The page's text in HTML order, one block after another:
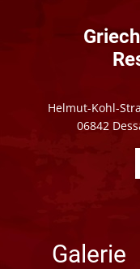
Helmut-Kohl-
06842
Galerie